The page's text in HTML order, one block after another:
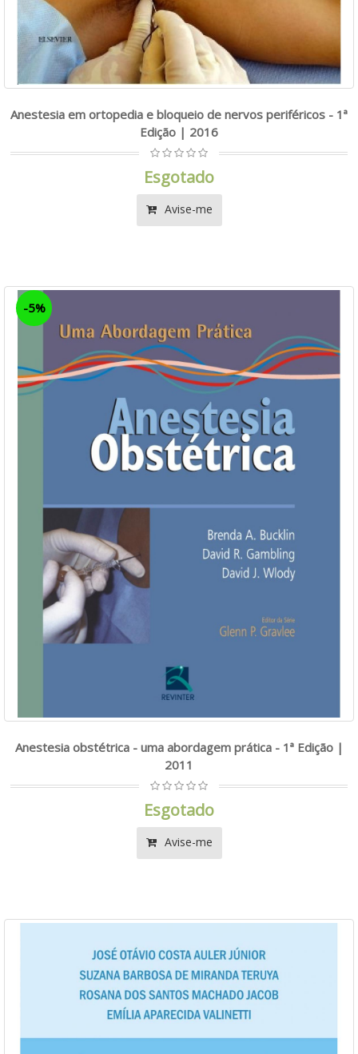
Anestesia em ortopedia e bloqueio de nervos periféricos - 1ª
Edição | 2016
Esgotado
Avise-me
-5%
Anestesia obstétrica - uma abordagem prática - 1ª Edição |
2011
Esgotado
Avise-me